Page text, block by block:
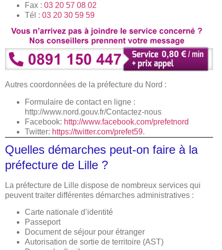
Fax : 03 20 57 08 02
Tél : 03 20 30 59 59
Autres coordonnées de la préfecture du Nord :
Formulaire de contact en ligne :
http://www.nord.gouv.fr/Contactez-nous
Facebook: http://www.facebook.com/prefetnord
Twitter: https://twitter.com/prefet59.
Quelles démarches peut-on faire à la
préfecture de Lille ?
La préfecture de Lille dispose de nombreux services qui
peuvent traiter différentes démarches administratives :
Carte nationale d’identité
Passeport
Document de séjour pour étranger
Autorisation de sortie de territoire (AST)